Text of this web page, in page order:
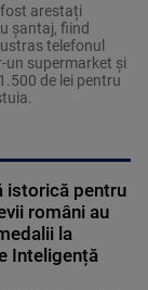
arestați
șantaj, fiind
telefonul
un supermarket și
de lei pentru
istorică pentru
români au
la
Inteligență